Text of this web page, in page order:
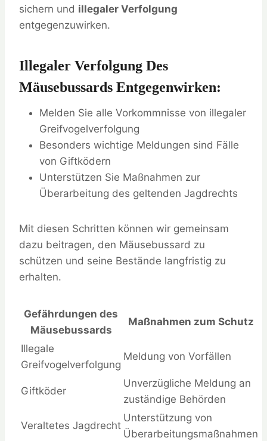
sichern und illegaler Verfolgung
entgegenzuwirken.
Illegaler Verfolgung Des
Mäusebussards Entgegenwirken:
Melden Sie alle Vorkommnisse von illegaler
Greifvogelverfolgung
Besonders wichtige Meldungen sind Fälle
von Giftködern
Unterstützen Sie Maßnahmen zur
Überarbeitung des geltenden Jagdrechts
Mit diesen Schritten können wir gemeinsam
dazu beitragen, den Mäusebussard zu
schützen und seine Bestände langfristig zu
erhalten.
Gefährdungen des
Mäusebussards
Maßnahmen zum Schutz
Illegale
Greifvogelverfolgung
Meldung von Vorfällen
Giftköder
Unverzügliche Meldung an
zuständige Behörden
Veraltetes Jagdrecht
Unterstützung von
Überarbeitungsmaßnahmen